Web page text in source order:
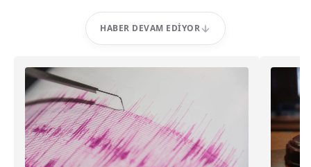
HABER DEVAM EDIYOR